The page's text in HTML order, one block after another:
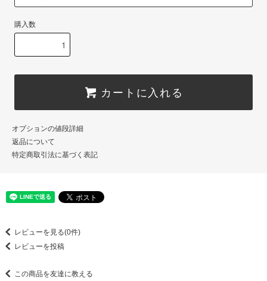
購入数
カートに入れる
オプションの値段詳細
返品について
特定商取引法に基づく表記
レビューを見る(0件)
レビューを投稿
この商品を友達に教える